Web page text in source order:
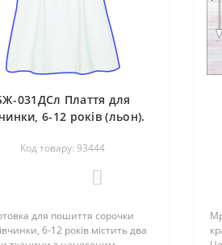
031ДСл Плаття для
6-12 років (льон).
вишивки нитками або
Код товару: 93444
для пошиття сорочки
6-12 років містить два